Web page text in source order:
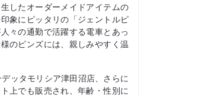
したオーダーメイドアイテムの
象にピッタリの「ジェントルピ
々の通勤で活躍する電車とあっ
のピンズには、親しみやすく温
ッタモリシア津田沼店、さらに
上でも販売され、年齢・性別に